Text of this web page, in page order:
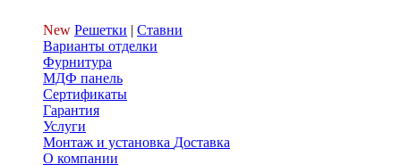
New Решетки | Ставни
Варианты отделки
Фурнитура
МДФ панель
Сертификаты
Гарантия
Услуги
Монтаж и установка Доставка
О компании